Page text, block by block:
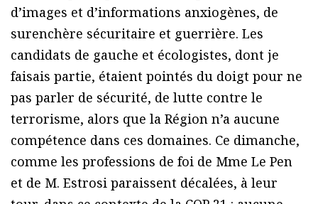
d’images et d’informations anxiogènes, de
surenchère sécuritaire et guerrière. Les
candidats de gauche et écologistes, dont je
faisais partie, étaient pointés du doigt pour ne
pas parler de sécurité, de lutte contre le
terrorisme, alors que la Région n’a aucune
compétence dans ces domaines. Ce dimanche,
comme les professions de foi de Mme Le Pen
et de M. Estrosi paraissent décalées, à leur